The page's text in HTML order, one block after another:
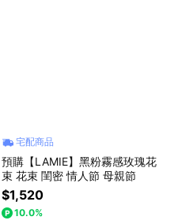
宅配商品
預購【LAMIE】黑粉霧感玫瑰花
束 花束 閨密 情人節 母親節
$1,520
10.0%